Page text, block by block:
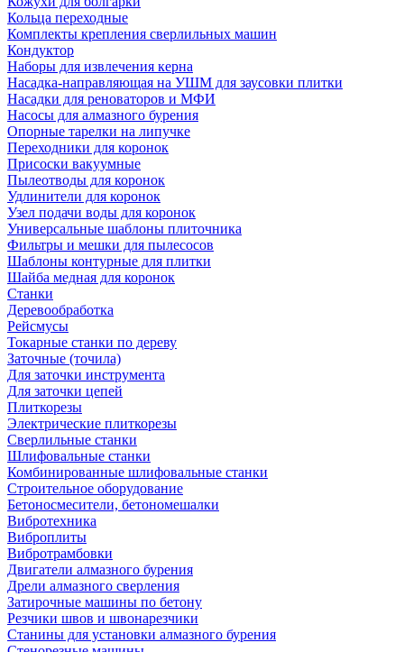
Кольца переходные
Комплекты крепления сверлильных машин
Кондуктор
Наборы для извлечения керна
Насадка-направляющая на УШМ для заусовки плитки
Насадки для реноваторов и МФИ
Насосы для алмазного бурения
Опорные тарелки на липучке
Переходники для коронок
Присоски вакуумные
Пылеотводы для коронок
Удлинители для коронок
Узел подачи воды для коронок
Универсальные шаблоны плиточника
Фильтры и мешки для пылесосов
Шаблоны контурные для плитки
Шайба медная для коронок
Станки
Деревообработка
Рейсмусы
Токарные станки по дереву
Заточные (точила)
Для заточки инструмента
Для заточки цепей
Плиткорезы
Электрические плиткорезы
Сверлильные станки
Шлифовальные станки
Комбинированные шлифовальные станки
Строительное оборудование
Бетоносмесители, бетономешалки
Вибротехника
Виброплиты
Вибротрамбовки
Двигатели алмазного бурения
Дрели алмазного сверления
Затирочные машины по бетону
Резчики швов и швонарезчики
Станины для установки алмазного бурения